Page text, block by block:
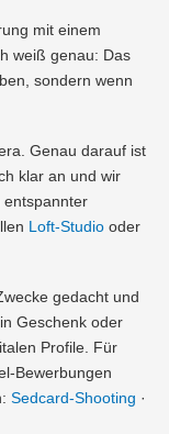
mit einem
weiß genau: Das
sondern wenn
Genau darauf ist
klar an und wir
entspannter
Loft-Studio oder
gedacht und
Geschenk oder
Profile. Für
Bewerbungen
Sedcard-Shooting ·